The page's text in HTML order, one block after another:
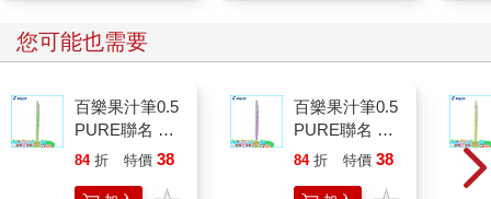
您可能也需要
百樂果汁筆0.5
PURE聯名 麝
香葡萄(限量)
84 折 特價 38
百樂果汁筆0.5
PURE聯名 葡
萄(限量)
84 折 特價 38